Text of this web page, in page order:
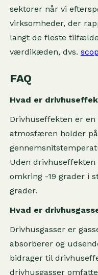
sektorer når vi
virksomheder, der
langt de fleste
værdikæden, dvs.
FAQ
Hvad er
Drivhuseffekten er
atmosfæren holder
Uden
omkring -19 grader i
grader.
Hvad er
Drivhusgasser er
absorberer og
bidrager til
drivhusgasser